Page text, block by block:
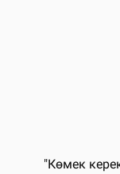
"Көмек